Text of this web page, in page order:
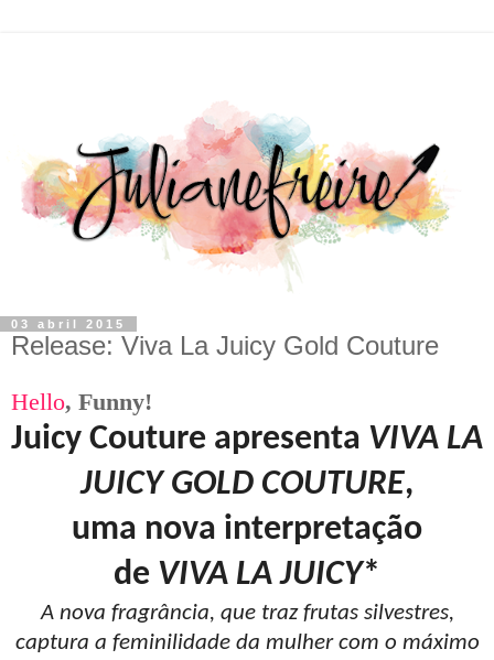
03 abril 2015
Release: Viva La Juicy Gold Couture
Hello, Funny!
Juicy Couture apresenta VIVA LA
JUICY GOLD COUTURE,
uma nova interpretação
de VIVA LA JUICY*
A nova fragrância, que traz frutas silvestres,
captura a feminilidade da mulher com o máximo